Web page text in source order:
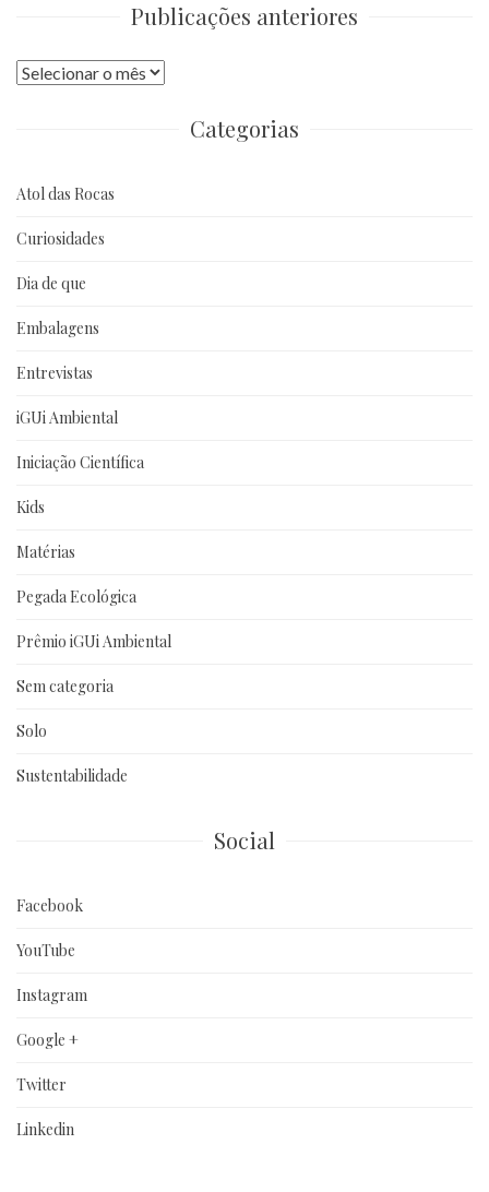
Publicações anteriores
Publicações
Categorias
Atol das Rocas
Curiosidades
Dia de que
Embalagens
Entrevistas
iGUi Ambiental
Iniciação Científica
Kids
Matérias
Pegada Ecológica
Prêmio iGUi Ambiental
Sem categoria
Solo
Sustentabilidade
Social
Facebook
YouTube
Instagram
Google +
Twitter
Linkedin